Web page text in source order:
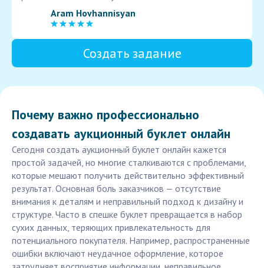
Aram Hovhannisyan
Создать задание
Почему важно профессионально
создавать аукционный буклет онлайн
Сегодня создать аукционный буклет онлайн кажется
простой задачей, но многие сталкиваются с проблемами,
которые мешают получить действительно эффективный
результат. Основная боль заказчиков — отсутствие
внимания к деталям и неправильный подход к дизайну и
структуре. Часто в спешке буклет превращается в набор
сухих данных, теряющих привлекательность для
потенциального покупателя. Например, распространенные
ошибки включают неудачное оформление, которое